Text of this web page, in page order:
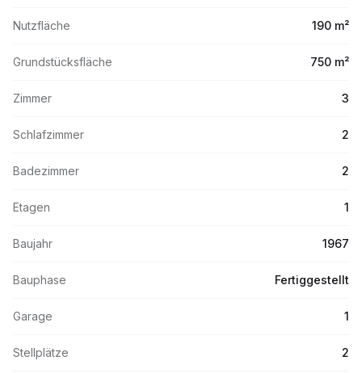
Nutzfläche 190 m²
Grundstücksfläche 750 m²
Zimmer 3
Schlafzimmer 2
Badezimmer 2
Etagen 1
Baujahr 1967
Bauphase Fertiggestellt
Garage 1
Stellplätze 2